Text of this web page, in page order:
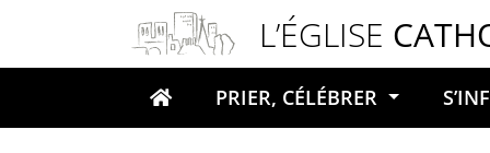
L’ÉGLISE
Votre recherche
PRIER, CÉLÉBRER
Panneau de gestion des cookies